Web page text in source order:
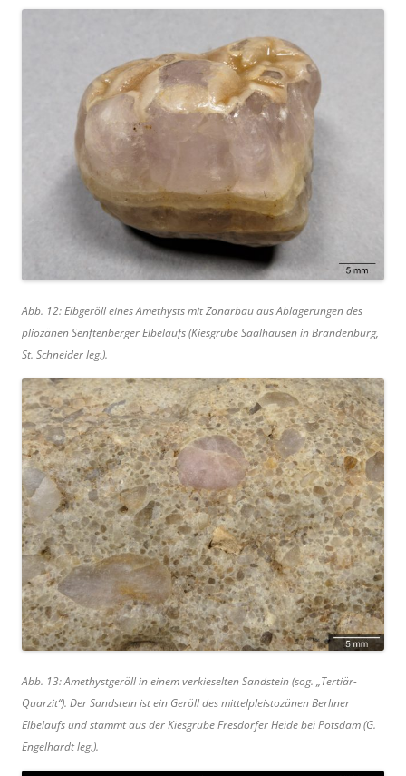
Abb. 12: Elbgeröll eines Amethysts mit Zonarbau aus Ablagerungen des
pliozänen Senftenberger Elbelaufs (Kiesgrube Saalhausen in Brandenburg,
St. Schneider leg.).
Abb. 13: Amethystgeröll in einem verkieselten Sandstein (sog. „Tertiär-
Quarzit“). Der Sandstein ist ein Geröll des mittelpleistozänen Berliner
Elbelaufs und stammt aus der Kiesgrube Fresdorfer Heide bei Potsdam (G.
Engelhardt leg.).